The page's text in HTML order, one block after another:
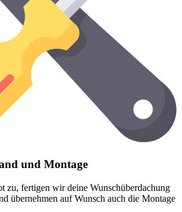
und Montage
zu, fertigen wir deine Wunschüberdachung
übernehmen auf Wunsch auch die Montage